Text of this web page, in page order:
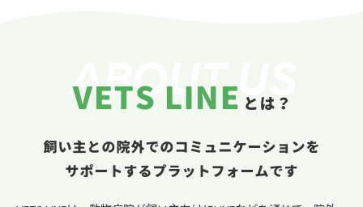
ABOUT US
VETS LINE とは？
飼い主との院外でのコミュニケーションを
サポートするプラットフォームです